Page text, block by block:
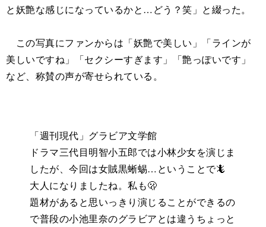
と妖艶な感じになっているかと…どう？笑」と綴った。
この写真にファンからは「妖艶で美しい」「ラインが
美しいですね」「セクシーすぎます」「艶っぽいです」
など、称賛の声が寄せられている。
「週刊現代」グラビア文学館
ドラマ三代目明智小五郎では小林少女を演じま
したが、今回は女賊黒蜥蜴…ということで🦎
大人になりましたね。私も🫢
題材があると思いっきり演じることができるの
で普段の小池里奈のグラビアとは違うちょっと